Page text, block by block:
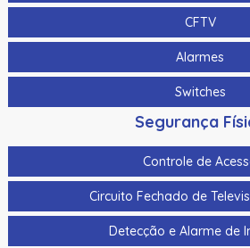
CFTV
Alarmes
Switches
Segurança
Controle de
Circuito Fechado de
Detecção e Alarme de